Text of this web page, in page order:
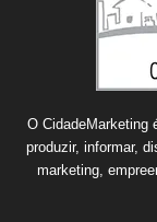
O CidadeMarketing
produzir, informar,
marketing,